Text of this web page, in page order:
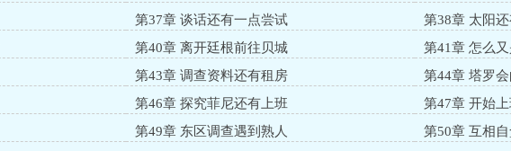
第37章 谈话还有一点尝试
第38章 太阳
第40章 离开廷根前往贝城
第41章 怎么
第43章 调查资料还有租房
第44章 塔罗
第46章 探究菲尼还有上班
第47章 开始
第49章 东区调查遇到熟人
第50章 互相